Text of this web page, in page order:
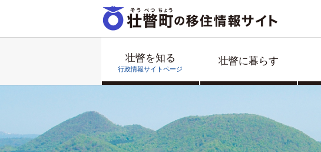
壮瞥を知る
行政情報サイトページ
壮瞥に暮らす